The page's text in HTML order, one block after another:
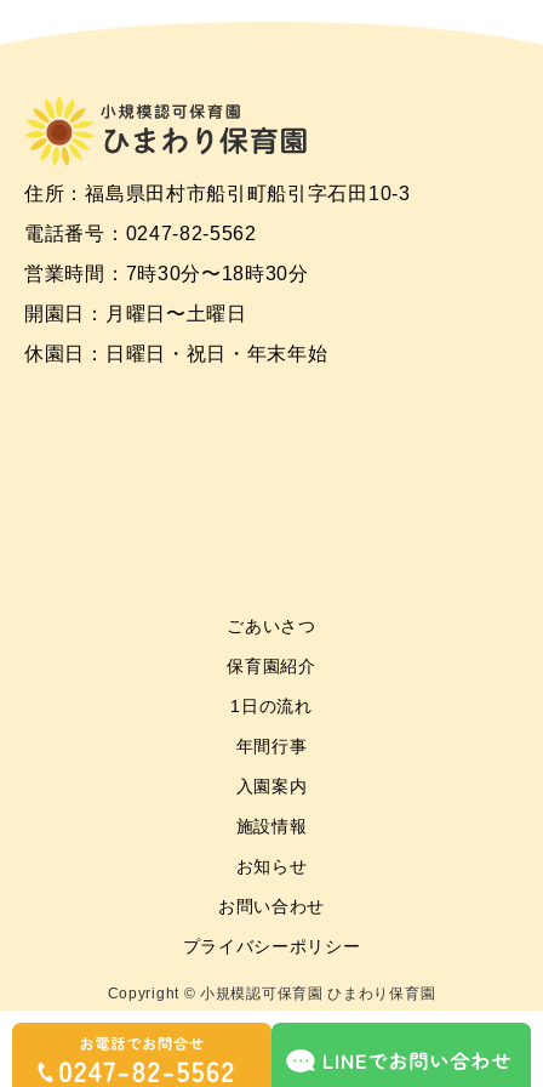
住所：福島県田村市船引町船引字石田10-3
電話番号：0247-82-5562
営業時間：7時30分〜18時30分
開園日：月曜日〜土曜日
休園日：日曜日・祝日・年末年始
ごあいさつ
保育園紹介
1日の流れ
年間行事
入園案内
施設情報
お知らせ
お問い合わせ
プライバシーポリシー
Copyright © 小規模認可保育園 ひまわり保育園